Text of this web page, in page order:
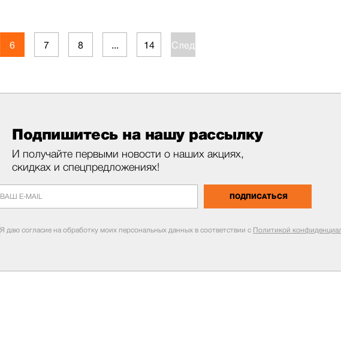
6 7 8 ... 14 След.
Подпишитесь на нашу рассылку
И получайте первыми новости о наших акциях,
скидках и спецпредложениях!
ПОДПИСАТЬСЯ
Я даю согласие на обработку моих персональных данных в соответствии с Политикой